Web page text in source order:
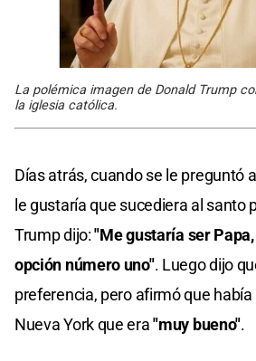
La polémica imagen de Donald Trump
la iglesia católica.
Días atrás, cuando se le preguntó
le gustaría que sucediera al santo
Trump dijo:"Me gustaría ser
opción número uno". Luego dijo
preferencia, pero afirmó que
Nueva York que era"muy bueno".